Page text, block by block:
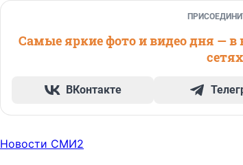
Самые яркие фото и видео дня —
сетях
ВКонтакте
Новости СМИ2